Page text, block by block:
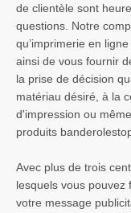
de clientèle sont
questions. Notre
qu’imprimerie en
ainsi de vous fournir
la prise de décision
matériau désiré, à la
d'impression ou
produits
Avec plus de trois
lesquels vous pouvez
votre message